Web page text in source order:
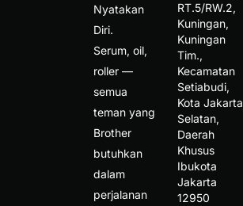
Nyatakan
Diri.
Serum, oil,
roller —
semua
teman yang
Brother
butuhkan
dalam
perjalanan
RT.5/RW.2,
Kuningan,
Kuningan
Tim.,
Kecamatan
Setiabudi,
Kota Jakarta
Selatan,
Daerah
Khusus
Ibukota
Jakarta
12950